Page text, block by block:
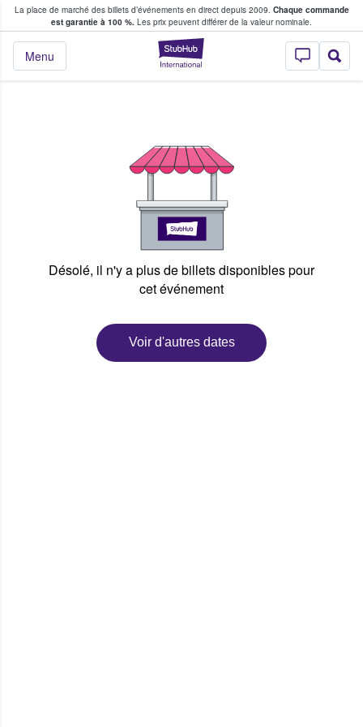
La place de marché des billets d’événements en direct depuis 2009. Chaque commande
est garantie à 100 %. Les prix peuvent différer de la valeur nominale.
StubHub - Où
Menu
fans achètent et vendent des billets
Désolé, il n'y a plus de billets disponibles pour
cet événement
Voir d'autres dates